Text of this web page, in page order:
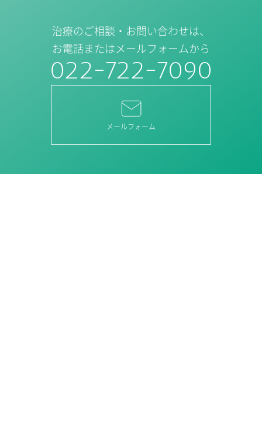
治療のご相談・お問い合わせは、
お電話またはメールフォームから
022-722-7090
メールフォーム